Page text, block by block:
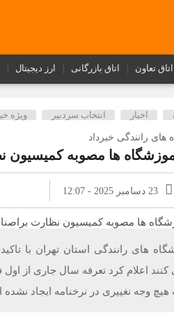
اتاق تعاون اتاق بازرگانی ارز دیجیتال
اخبار انتخاب سردبیر ویژه
های رانندگی خبرداد
ها مصوبه
23 دسامبر 2025 - 12:07
های رانندگی استان تهران با
هیچ وجه نغییری در نرخنامه ایجاد